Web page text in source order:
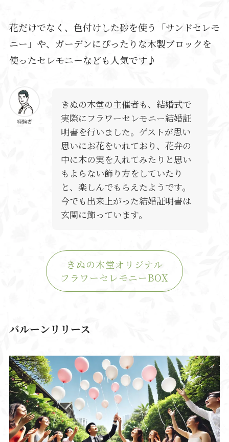
花だけでなく、色付けした砂を使う「サンドセレモ
ニー」や、ガーデンにぴったりな木製ブロックを
使ったセレモニーなども人気です♪
経験者
きぬの木堂の主催者も、結婚式で
実際にフラワーセレモニー結婚証
明書を行いました。ゲストが思い
思いにお花をいれており、花弁の
中に木の実を入れてみたりと思い
もよらない飾り方をしていたり
と、楽しんでもらえたようです。
今でも出来上がった結婚証明書は
玄関に飾っています。
きぬの木堂オリジナル
フラワーセレモニーBOX
バルーンリリース